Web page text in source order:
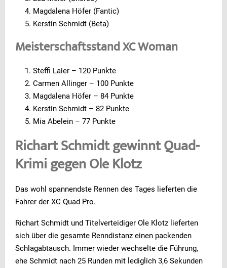
Magdalena Höfer (Fantic)
Kerstin Schmidt (Beta)
Meisterschaftsstand XC Woman
Steffi Laier – 120 Punkte
Carmen Allinger – 100 Punkte
Magdalena Höfer – 84 Punkte
Kerstin Schmidt – 82 Punkte
Mia Abelein – 77 Punkte
Richart Schmidt gewinnt Quad-
Krimi gegen Ole Klotz
Das wohl spannendste Rennen des Tages lieferten die
Fahrer der XC Quad Pro.
Richart Schmidt und Titelverteidiger Ole Klotz lieferten
sich über die gesamte Renndistanz einen packenden
Schlagabtausch. Immer wieder wechselte die Führung,
ehe Schmidt nach 25 Runden mit lediglich 3,6 Sekunden